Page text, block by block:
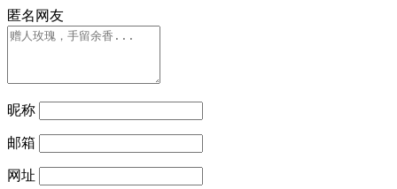
匿名网友
昵称
邮箱
网址